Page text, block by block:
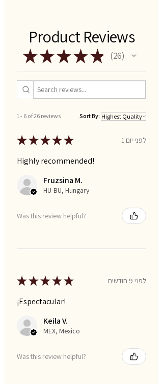
Product Reviews
★★★★★ 26
26
1 - 6 of 26 reviews Sort By:
★★★★★ לפני יום 1
Highly recommended!
Fruzsina M.
HU-BU, Hungary
Was this review helpful?
★★★★★ לפני 9 חודשים
¡Espectacular!
Keila V.
MEX, Mexico
Was this review helpful?